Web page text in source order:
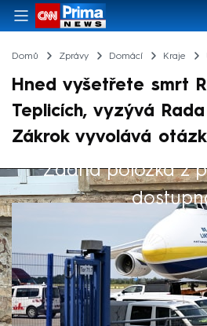
Domů Zprávy Domácí Kraje
Hned vyšetřete smrt
Teplicích, vyzývá
Zákrok vyvolává
Žádná položka z
Výběr redakce